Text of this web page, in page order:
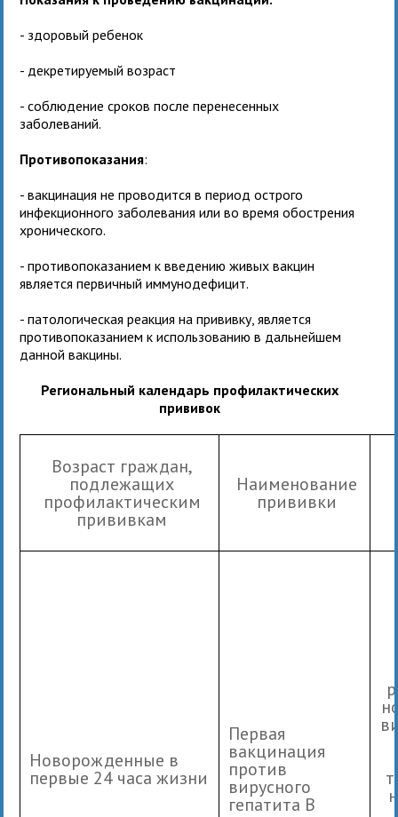
- здоровый ребенок
- декретируемый возраст
- соблюдение сроков после перенесенных
заболеваний.
Противопоказания:
- вакцинация не проводится в период острого
инфекционного заболевания или во время обострения
хронического.
- противопоказанием к введению живых вакцин
является первичный иммунодефицит.
- патологическая реакция на прививку, является
противопоказанием к использованию в дальнейшем
данной вакцины.
Региональный календарь профилактических
прививок
Возраст граждан,
подлежащих
профилактическим
прививкам
Наименование
прививки
Новорожденные в
первые 24 часа жизни
Первая
вакцинация
против
вирусного
гепатита В